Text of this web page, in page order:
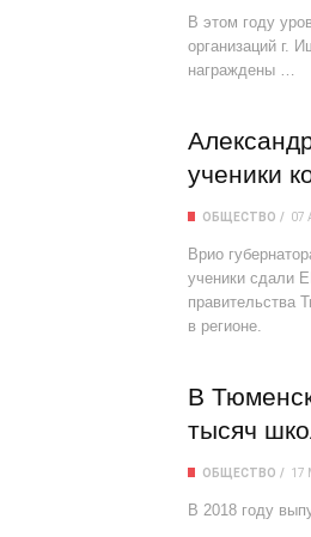
В этом году
организаций г.
награждены …
ученики
ОБЩЕСТВО 07
Врио
ученики сдали
правительства
в регионе.
В
тысяч
ОБЩЕСТВО 17
В 2018 году